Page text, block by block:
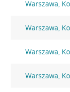
Warszawa,
Warszawa,
Warszawa,
Warszawa,